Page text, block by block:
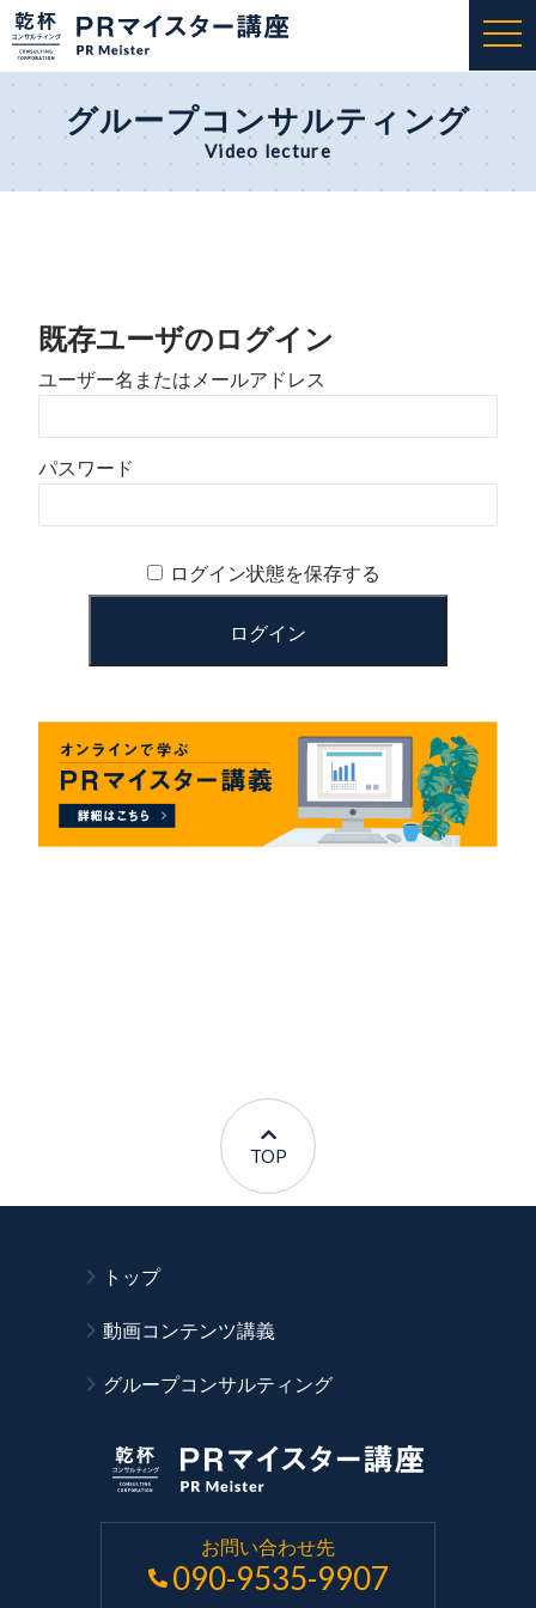
グループコンサルティング
Video lecture
既存ユーザのログイン
ユーザー名またはメールアドレス
パスワード
ログイン状態を保存する
TOP
トップ
動画コンテンツ講義
グループコンサルティング
お問い合わせ先
090-9535-9907